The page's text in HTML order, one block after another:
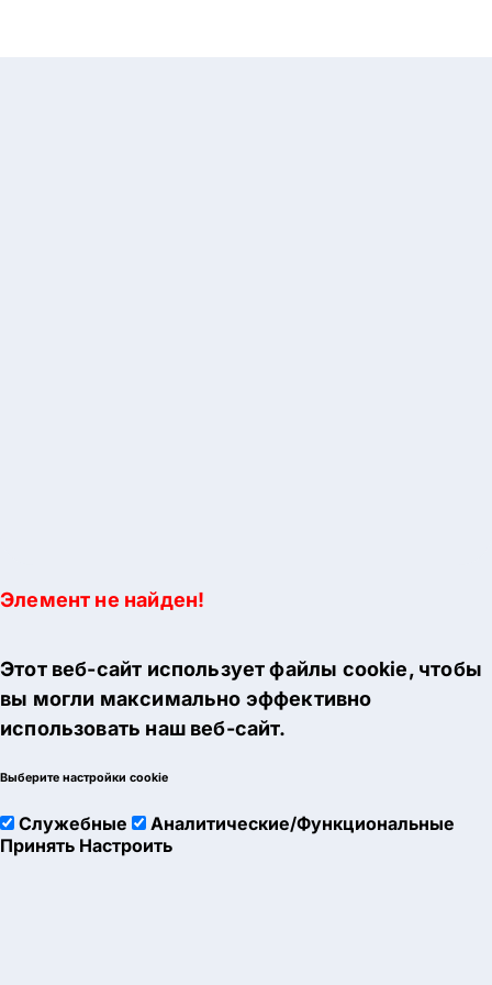
Элемент не найден!
Этот веб-сайт использует файлы cookie, чтобы
вы могли максимально эффективно
использовать наш веб-сайт.
Выберите настройки cookie
Служебные
Аналитические/Функциональные
Принять Настроить